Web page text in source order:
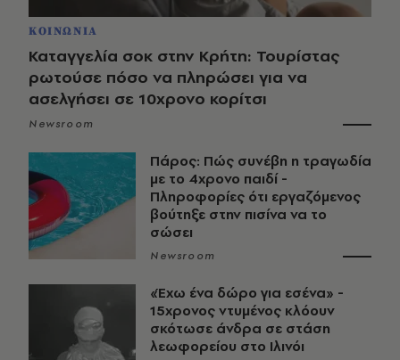
ΚΟΙΝΩΝΙΑ
Καταγγελία σοκ στην Κρήτη: Τουρίστας
ρωτούσε πόσο να πληρώσει για να
ασελγήσει σε 10χρονο κορίτσι
Newsroom
Πάρος: Πώς συνέβη η τραγωδία
με το 4χρονο παιδί -
Πληροφορίες ότι εργαζόμενος
βούτηξε στην πισίνα να το
σώσει
Newsroom
«Έχω ένα δώρο για εσένα» -
15χρονος ντυμένος κλόουν
σκότωσε άνδρα σε στάση
λεωφορείου στο Ιλινόι